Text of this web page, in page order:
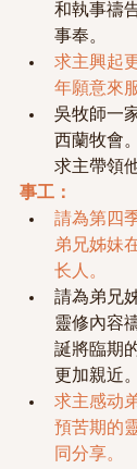
和執事禱
事奉。
求主興起
年願意來
吳牧師一
西蘭牧會
求主帶領
事工：
請為第四
弟兄姊妹
长人。
請為弟兄
靈修內容
誕將臨期
更加親近。
求主感动
預苦期的
同分享。